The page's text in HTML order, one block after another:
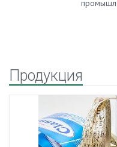
Продукция